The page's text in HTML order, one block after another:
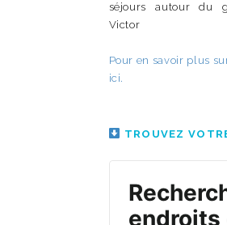
séjours autour du
Victor
Pour en savoir plus
ici.
TROUVEZ